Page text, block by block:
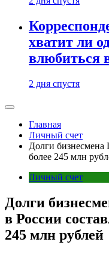
хватит ли
влюбиться
2 дня спустя
Главная
Личный счет
Долги бизнесмена
более 245 млн
Личный счет
Долги
в России
245 млн рублей